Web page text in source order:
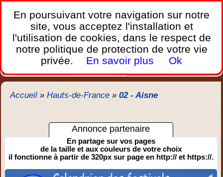
France Webcams,
Les webcams sur mobiles, portables et PC.
Home Bretagne Corse Plages Ports Montagnes
Trafic Chercher New
Accueil »Hauts-de-France »02 - Aisne
Annonce partenaire
En partage sur vos pages
de la taille et aux couleurs de votre choix
il fonctionne à partir de 320px sur page en http:// et https://.
En poursuivant votre navigation sur notre
site, vous acceptez l'installation et
l'utilisation de cookies, dans le respect de
notre politique de protection de votre vie
privée.
En savoir plus Ok